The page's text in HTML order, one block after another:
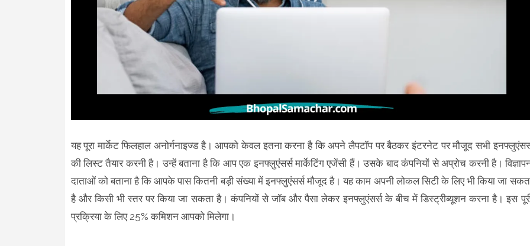
यह पूरा मार्केट फिलहाल अनोर्गनाइज्ड है। आपको केवल इतना करना है कि अपने लैपटॉप पर बैठकर इंटरनेट पर मौजूद सभी
की लिस्ट तैयार करनी है। उन्हें बताना है कि आप एक इनफ्लुएंसर्स मार्केटिंग एजेंसी हैं। उसके बाद कंपनियों से अप्रोच करनी है।
दाताओं को बताना है कि आपके पास कितनी बड़ी संख्या में इनफ्लुएंसर्स मौजूद है। यह काम अपनी लोकल सिटी के लिए भी किया जा
है और किसी भी स्तर पर किया जा सकता है। कंपनियों से जॉब और पैसा लेकर इनफ्लुएंसर्स के बीच में डिस्ट्रीब्यूशन करना है। इस
प्रक्रिया के लिए 25% कमिशन आपको मिलेगा।